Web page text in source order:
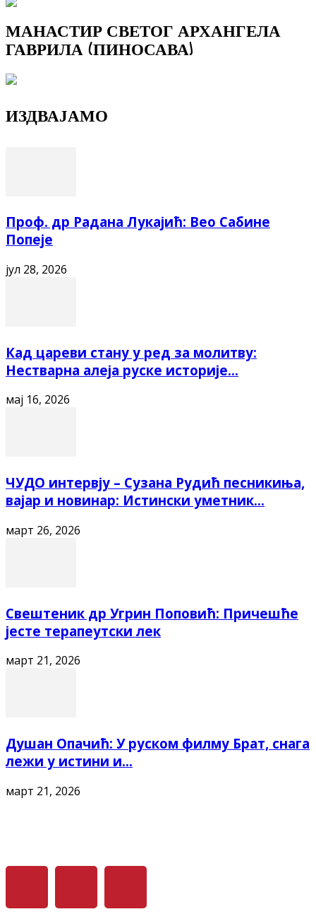
МАНАСТИР СВЕТОГ АРХАНГЕЛА
ГАВРИЛА (ПИНОСАВА)
ИЗДВАЈАМО
Проф. др Радана Лукајић: Вео Сабине
Попеје
јул 28, 2026
Кад цареви стану у ред за молитву:
Нестварна алеја руске историје...
мај 16, 2026
ЧУДО интервју – Сузана Рудић песникиња,
вајар и новинар: Истински уметник...
март 26, 2026
Свештеник др Угрин Поповић: Причешће
јесте терапеутски лек
март 21, 2026
Душан Опачић: У руском филму Брат, снага
лежи у истини и...
март 21, 2026